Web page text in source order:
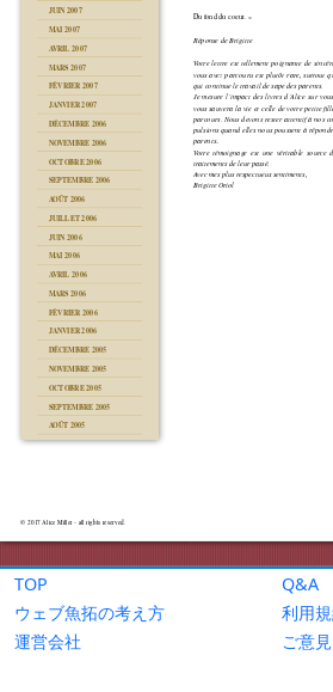
TOP
Q&A
ウェブ魚拓の考え方
利用
運営会社
ご意